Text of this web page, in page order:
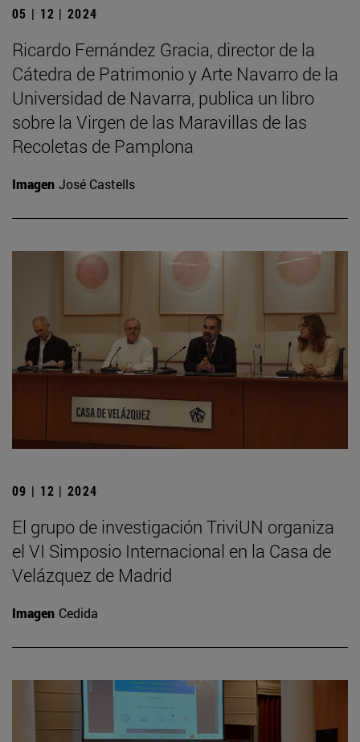
05 | 12 | 2024
Ricardo Fernández Gracia, director de la
Cátedra de Patrimonio y Arte Navarro de la
Universidad de Navarra, publica un libro
sobre la Virgen de las Maravillas de las
Recoletas de Pamplona
Imagen José Castells
09 | 12 | 2024
El grupo de investigación TriviUN organiza
el VI Simposio Internacional en la Casa de
Velázquez de Madrid
Imagen Cedida